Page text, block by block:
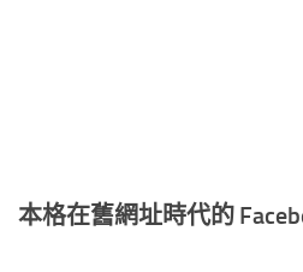
本格在舊網址時代的